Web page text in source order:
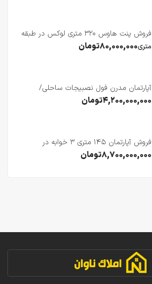
فروش پنت هاوس ۳۲۰ متری لوکس در طبقه
چهاردهم فریدونکنار
متری۸۰,۰۰۰,۰۰۰تومان
آپارتمان مدرن فول نصبیجات ساحلی/
فریدونکنار
۴,۲۰۰,۰۰۰,۰۰۰تومان
فروش آپارتمان ۱۴۵ متری ۳ خوابه در
فریدونکنار
۸,۷۰۰,۰۰۰,۰۰۰تومان